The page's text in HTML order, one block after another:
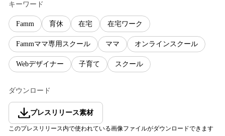
キーワード
Famm 育休 在宅 在宅ワーク
Fammママ専用スクール ママ オンラインスクール
Webデザイナー 子育て スクール
ダウンロード
プレスリリース素材
このプレスリリース内で使われている画像ファイルがダウンロードできます